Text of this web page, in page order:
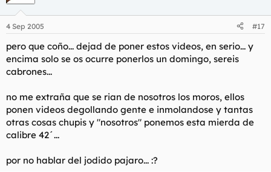
4 Sep 2005 #17
pero que coño... dejad de poner estos videos, en serio... y
encima solo se os ocurre ponerlos un domingo, sereis
cabrones...
no me extraña que se rian de nosotros los moros, ellos
ponen videos degollando gente e inmolandose y tantas
otras cosas chupis y "nosotros" ponemos esta mierda de
calibre 42´...
por no hablar del jodido pajaro... :?